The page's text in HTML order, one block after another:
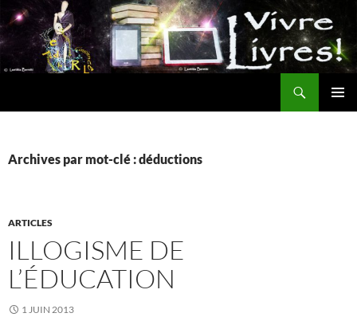
Aller
au
contenu
Archives par mot-clé : déductions
ARTICLES
ILLOGISME DE
L’ÉDUCATION
1 JUIN 2013